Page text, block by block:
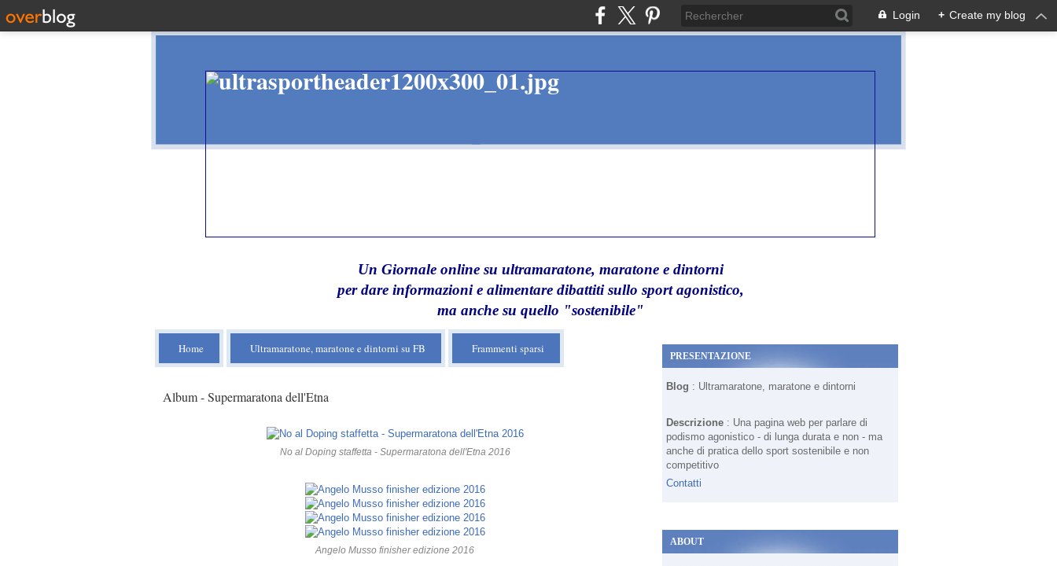
Login + Create my blog
Un Giornale online su ultramaratone, maratone e dintorni
per dare informazioni e alimentare dibattiti sullo sport agonistico,
ma anche su quello "sostenibile"
Home Ultramaratone, maratone e dintorni su FB Frammenti sparsi
Album - Supermaratona dell'Etna
No al Doping staffetta - Supermaratona dell'Etna 2016
Angelo Musso finisher edizione 2016
PRESENTAZIONE
Blog : Ultramaratone, maratone e dintorni
Descrizione : Una pagina web per parlare di
podismo agonistico - di lunga durata e non - ma
anche di pratica dello sport sostenibile e non
competitivo
Contatti
ABOUT